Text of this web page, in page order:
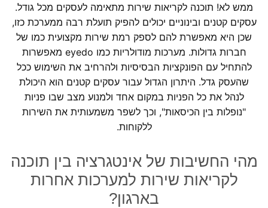
ממש לא! תוכנה לקריאות שירות מתאימה לעסקים מכל גודל.
עסקים קטנים ובינוניים יכולים להפיק תועלת רבה ממערכת כזו,
שכן היא מאפשרת להם לספק רמת שירות מקצועית כמו של
חברות גדולות. מערכות מודולריות כמו eyedo מאפשרות
להתחיל עם הפונקציות הבסיסיות ולהרחיב את השימוש ככל
שהעסק גדל. היתרון הגדול עבור עסקים קטנים הוא היכולת
לנהל את כל הפניות במקום אחד ולמנוע מצב שבו פניות
"נופלות בין הכיסאות", וכך לשפר משמעותית את השירות
ללקוחות.
מהי החשיבות של אינטגרציה בין תוכנה
לקריאות שירות למערכות אחרות
בארגון?